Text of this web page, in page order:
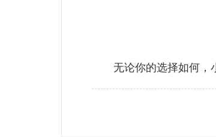
无论你的选择如何，小